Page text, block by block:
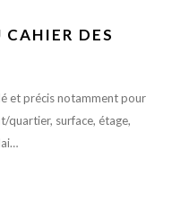
DES
et précis notamment pour
quartier, surface, étage,